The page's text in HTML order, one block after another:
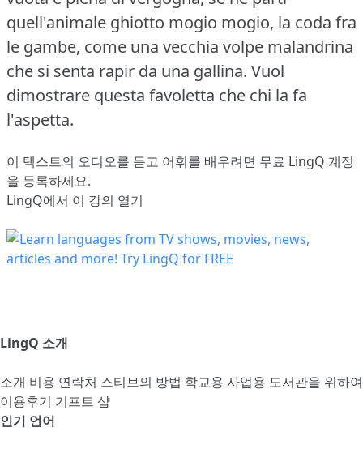
quell'animale ghiotto mogio mogio, la coda fra
le gambe, come una vecchia volpe malandrina
che si senta rapir da una gallina. Vuol
dimostrare questa favoletta che chi la fa
l'aspetta.
이 텍스트의 오디오를 듣고 어휘를 배우려면 무료 LingQ 계정
을 등록하세요.
LingQ에서 이 강의 열기
LingQ 소개
소개 비용 연락처 스티브의 방법 학교용 사업용 도서관을 위하여
이용후기 기프트 샵
인기 언어